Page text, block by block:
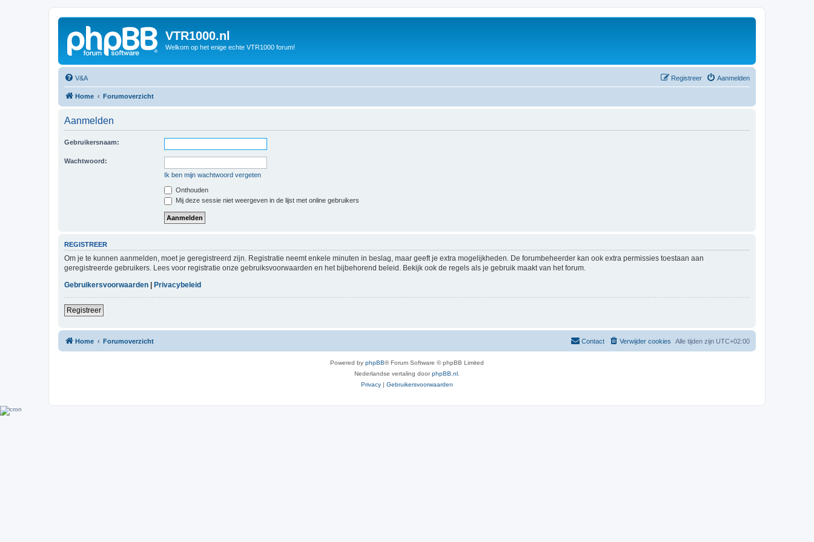
VTR1000.nl
Welkom op het enige echte VTR1000 forum!
V&A Aanmelden
Registreer
Home Forumoverzicht
Aanmelden
Gebruikersnaam:
Wachtwoord:
Ik ben mijn wachtwoord vergeten
Onthouden
Mij deze sessie niet weergeven in de lijst met online gebruikers
REGISTREER
Om je te kunnen aanmelden, moet je geregistreerd zijn. Registratie neemt enkele minuten in beslag, maar geeft je extra mogelijkheden. De forumbeheerder kan ook extra permissies toestaan aan
geregistreerde gebruikers. Lees voor registratie onze gebruiksvoorwaarden en het bijbehorend beleid. Bekijk ook de regels als je gebruik maakt van het forum.
Gebruikersvoorwaarden
Privacybeleid
Registreer
Home Forumoverzicht Alle tijden zijn UTC+02:00
Verwijder cookies
Contact
Powered by phpBB® Forum Software © phpBB Limited
Nederlandse vertaling doorphpBB.nl.
Privacy | Gebruikersvoorwaarden